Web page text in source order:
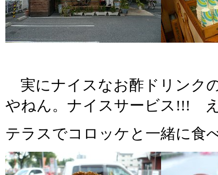
実にナイスなお酢ドリンク
やねん。ナイスサービス!!!
テラスでコロッケと一緒に食